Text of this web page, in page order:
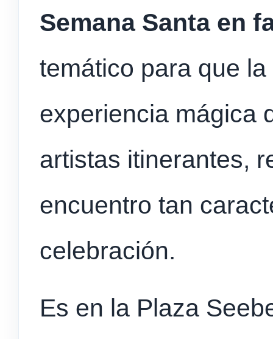
Semana Santa en
temático para que
experiencia mágica
artistas itinerantes,
encuentro tan
celebración.
Es en la Plaza